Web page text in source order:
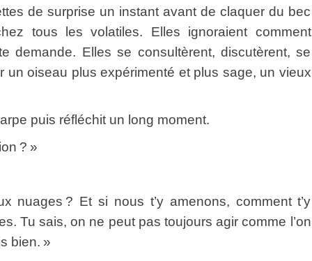
de surprise un instant avant de claquer du bec
tous les volatiles. Elles ignoraient comment
demande. Elles se consultèrent, discutèrent, se
un oiseau plus expérimenté et plus sage, un vieux
puis réfléchit un long moment.
? »
? Et si nous t’y amenons, comment t’y
Tu sais, on ne peut pas toujours agir comme l’on
bien. »